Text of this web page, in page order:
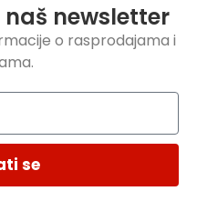
newsletter
o rasprodajama i
se